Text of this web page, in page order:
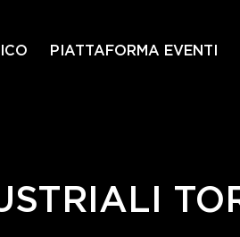
PIATTAFORMA EVENTI